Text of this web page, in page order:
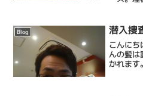
日に癒し
ーバーで
Blog 潜入捜
こんにち
んの髪は
かれます。